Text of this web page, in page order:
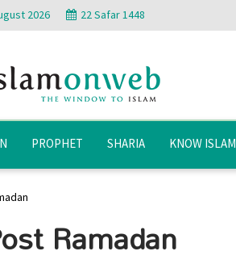
2026 22 Safar 1448
PROPHET SHARIA KNOW ISLAM
Ramadan